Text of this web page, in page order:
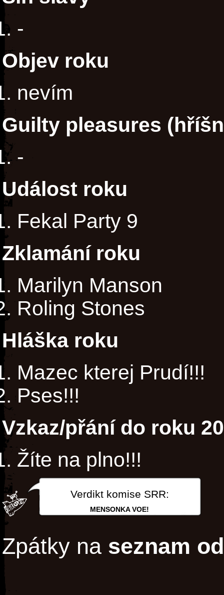
-
Objev roku
nevím
Guilty pleasures
-
Událost roku
Fekal Party 9
Zklamání roku
Marilyn Manson
Roling Stones
Hláška roku
Mazec kterej Prudí!!!
Pses!!!
Vzkaz/přání do roku
Žíte na plno!!!
Verdikt komise SRR:
MENSONKA VOE!
Zpátky na seznam